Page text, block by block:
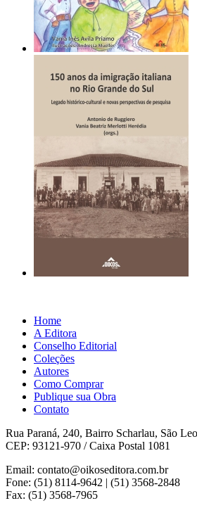
Home
A Editora
Conselho Editorial
Coleções
Autores
Como Comprar
Publique sua Obra
Contato
Rua Paraná, 240, Bairro Scharlau, São
CEP: 93121-970 / Caixa Postal 1081
Email: contato@oikoseditora.com.br
Fone: (51) 8114-9642 | (51) 3568-2848
Fax: (51) 3568-7965